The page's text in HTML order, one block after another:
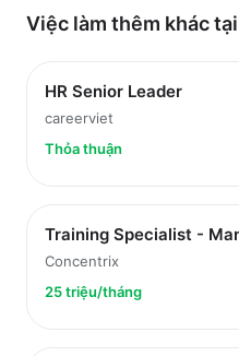
Việc làm thêm khác tại
HR Senior Leader
careerviet
Thỏa thuận
Training Specialist -
Concentrix
25 triệu/tháng